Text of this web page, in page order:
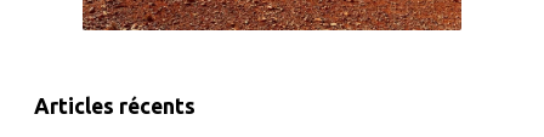
Articles récents